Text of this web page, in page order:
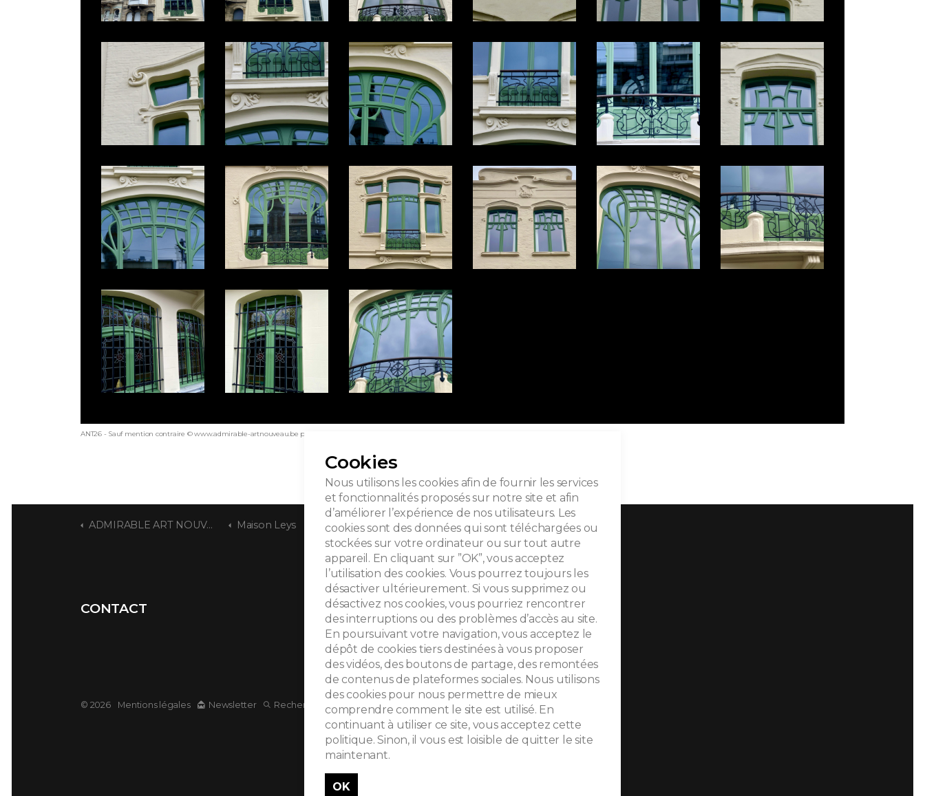
ANT26 - Sauf mention contraire © www.admirable-artnouveau.be pour toutes les photos
ADMIRABLE ART NOUVEAU Maison Leys
CONTACT
© 2026 Mentions légales Newsletter Recherche
Cookies
Nous utilisons les cookies afin de fournir les services
et fonctionnalités proposés sur notre site et afin
d’améliorer l’expérience de nos utilisateurs. Les
cookies sont des données qui sont téléchargées ou
stockées sur votre ordinateur ou sur tout autre
appareil. En cliquant sur ”OK”, vous acceptez
l’utilisation des cookies. Vous pourrez toujours les
désactiver ultérieurement. Si vous supprimez ou
désactivez nos cookies, vous pourriez rencontrer
des interruptions ou des problèmes d’accès au site.
En poursuivant votre navigation, vous acceptez le
dépôt de cookies tiers destinées à vous proposer
des vidéos, des boutons de partage, des remontées
de contenus de plateformes sociales. Nous utilisons
des cookies pour nous permettre de mieux
comprendre comment le site est utilisé. En
continuant à utiliser ce site, vous acceptez cette
politique. Sinon, il vous est loisible de quitter le site
maintenant.
OK